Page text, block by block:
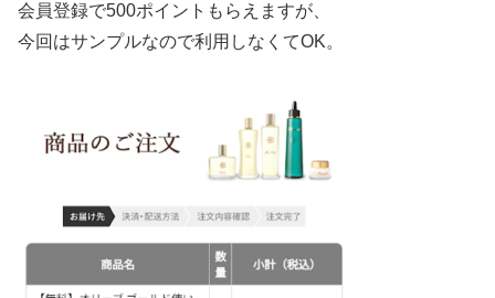
会員登録で500ポイントもらえますが、
今回はサンプルなので利用しなくてOK。